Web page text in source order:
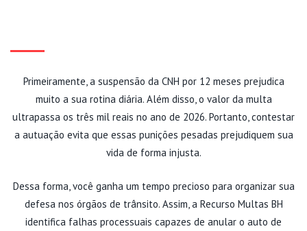
Primeiramente, a suspensão da CNH por 12 meses prejudica
muito a sua rotina diária. Além disso, o valor da multa
ultrapassa os três mil reais no ano de 2026. Portanto, contestar
a autuação evita que essas punições pesadas prejudiquem sua
vida de forma injusta.
Dessa forma, você ganha um tempo precioso para organizar sua
defesa nos órgãos de trânsito. Assim, a Recurso Multas BH
identifica falhas processuais capazes de anular o auto de